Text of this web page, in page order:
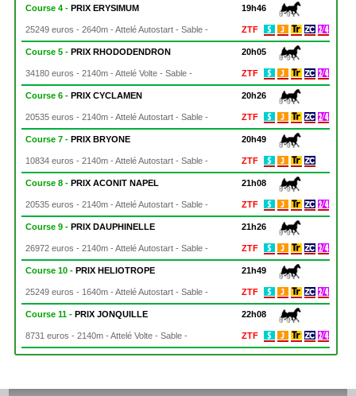
Course 4 -PRIX ERYSIMUM 19h46
25249 euros - 2640m - Attelé Autostart - Sable - ZTF
Course 5 -PRIX RHODODENDRON 20h05
34180 euros - 2140m - Attelé Volte - Sable - ZTF
Course 6 -PRIX CYCLAMEN 20h26
20535 euros - 2140m - Attelé Autostart - Sable - ZTF
Course 7 -PRIX BRYONE 20h49
10834 euros - 2140m - Attelé Autostart - Sable - ZTF
Course 8 -PRIX ACONIT NAPEL 21h08
20535 euros - 2140m - Attelé Autostart - Sable - ZTF
Course 9 -PRIX DAUPHINELLE 21h26
26972 euros - 2140m - Attelé Autostart - Sable - ZTF
Course 10 -PRIX HELIOTROPE 21h49
25249 euros - 1640m - Attelé Autostart - Sable - ZTF
Course 11 -PRIX JONQUILLE 22h08
8731 euros - 2140m - Attelé Volte - Sable - ZTF